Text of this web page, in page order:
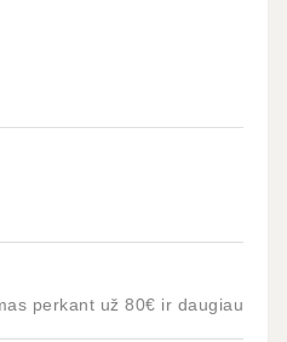
perkant už 80€ ir daugiau